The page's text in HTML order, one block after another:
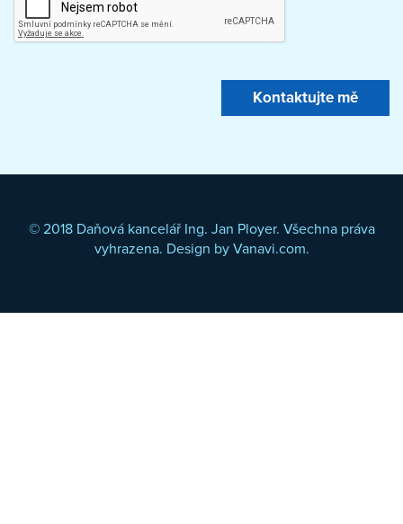
© 2018 Daňová kancelář Ing. Jan Ployer. Všechna práva
vyhrazena. Design by Vanavi.com.